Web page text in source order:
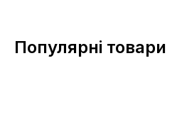
Популярні товари